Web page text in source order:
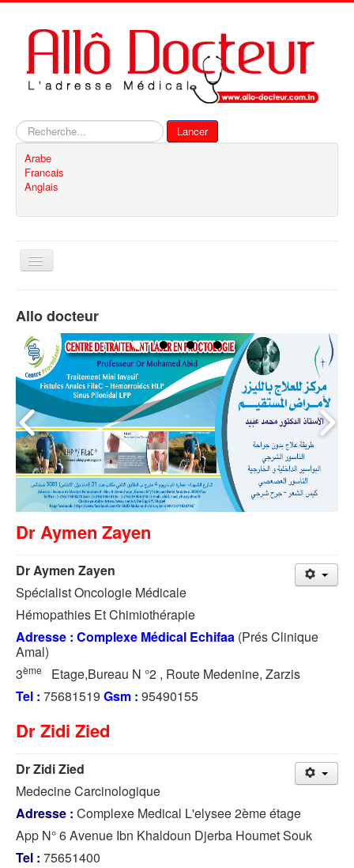
Rechercher
Lancer
Arabe
Francais
Anglais
Basculer
Contact
Allo docteur
Dr Aymen Zayen
Dr Aymen Zayen
Spécialist Oncologie Médicale
Hémopathies Et Chimiothérapie
Adresse : Complexe Médical Echifaa (Prés Clinique
Amal)
3ème
Etage,Bureau N °2 , Route Medenine, Zarzis
Tel : 75681519 Gsm : 95490155
Dr Zidi Zied
Dr Zidi Zied
Medecine Carcinologique
Adresse : Complexe Medical L'elysee 2ème étage
App N° 6 Avenue Ibn Khaldoun Djerba Houmet Souk
Tel : 75651400